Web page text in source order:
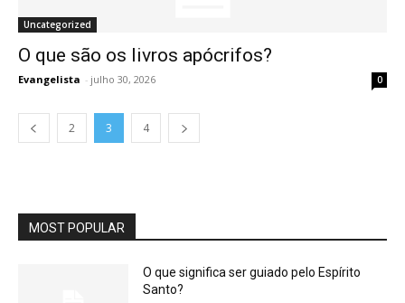
Uncategorized
O que são os livros apócrifos?
Evangelista - julho 30, 2026 0
2 3 4
MOST POPULAR
O que significa ser guiado pelo Espírito
Santo?